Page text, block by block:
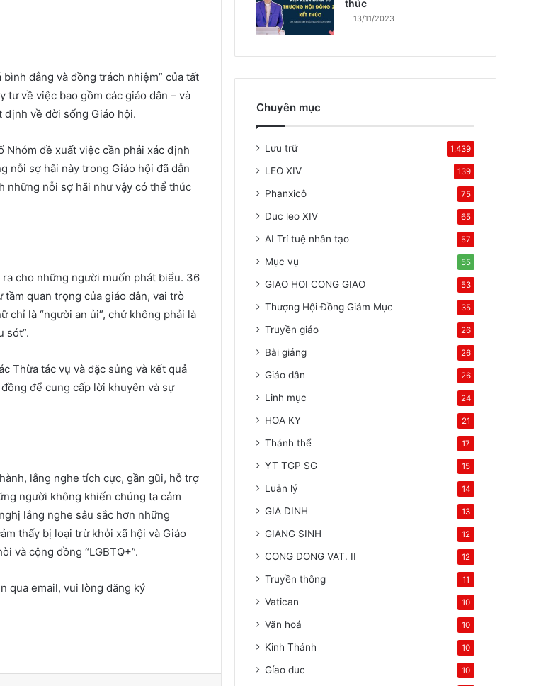
đẳng và đồng trách nhiệm” của tất
tư về việc bao gồm các giáo dân – và
định về đời sống Giáo hội.
đề xuất việc cần phải xác định
nỗi sợ hãi này trong Giáo hội đã dẫn
những nỗi sợ hãi như vậy có thể thúc
cho những người muốn phát biểu. 36
quan trọng của giáo dân, vai trò
chỉ là “người an ủi”, chứ không phải là
sót”.
Thừa tác vụ và đặc sủng và kết quả
để cung cấp lời khuyên và sự
lắng nghe tích cực, gần gũi, hỗ trợ
người không khiến chúng ta cảm
lắng nghe sâu sắc hơn những
thấy bị loại trừ khỏi xã hội và Giáo
và cộng đồng “LGBTQ+”.
qua email, vui lòng đăng ký
thúc
13/11/2023
Chuyên mục
Lưu trữ 1.439
LEO XIV 139
Phanxicô 75
Duc leo XIV 65
AI Trí tuệ nhân tạo 57
Mục vụ 55
GIAO HOI CONG GIAO 53
Thượng Hội Đồng Giám Mục 35
Truyền giáo 26
Bài giảng 26
Giáo dân 26
Linh mục 24
HOA KY 21
Thánh thể 17
YT TGP SG 15
Luân lý 14
GIA DINH 13
GIANG SINH 12
CONG DONG VAT. II 12
Truyền thông 11
Vatican 10
Văn hoá 10
Kinh Thánh 10
Gíao duc 10